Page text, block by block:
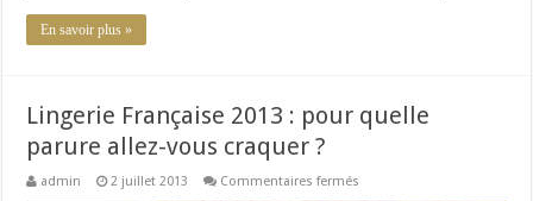
En savoir plus »
Lingerie Française 2013 : pour quelle
parure allez-vous craquer ?
admin 2 juillet 2013 Commentaires fermés